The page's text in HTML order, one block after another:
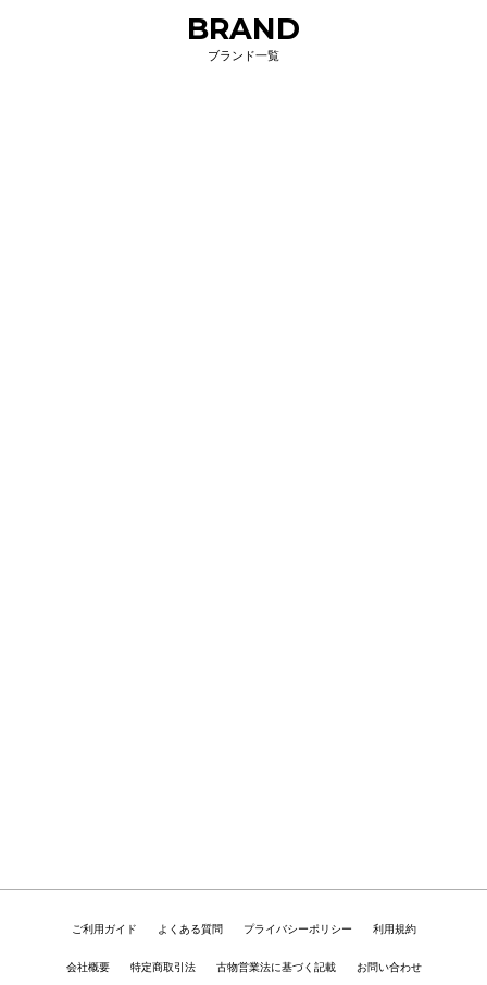
BRAND
ブランド一覧
ご利用ガイド よくある質問 プライバシーポリシー 利用規約
会社概要 特定商取引法 古物営業法に基づく記載 お問い合わせ